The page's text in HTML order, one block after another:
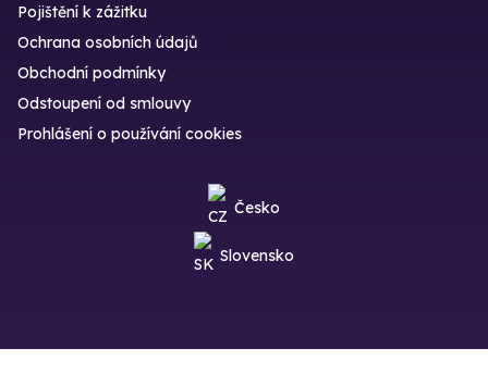
Pojištění k zážitku
Ochrana osobních údajů
Obchodní podmínky
Odstoupení od smlouvy
Prohlášení o používání cookies
Česko
Slovensko